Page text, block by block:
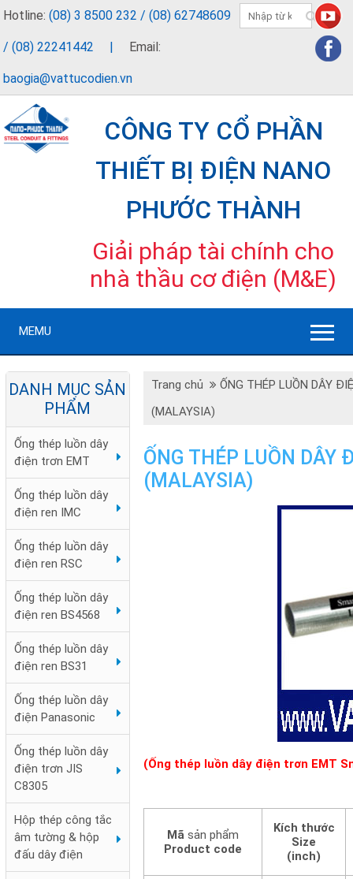
Hotline:(08) 3 8500 232 / (08) 62748609
/ (08) 22241442 | Email:
baogia@vattucodien.vn
CÔNG TY CỔ PHẦN
THIẾT BỊ ĐIỆN NANO
PHƯỚC THÀNH
Giải pháp tài chính cho
nhà thầu cơ điện (M&E)
MEMU
Trang chủ
ỐNG THÉP LUỒN DÂY
(MALAYSIA)
ỐNG THÉP LUỒN DÂY
(MALAYSIA)
(Ống thép luồn dây điện trơn EMT
Mãsản phẩm
Product code
Kích thước
Size
(inch)
DANH MỤC SẢN
PHẨM
Ống thép luồn dây
điện trơn EMT
Ống thép luồn dây
điện ren IMC
Ống thép luồn dây
điện ren RSC
Ống thép luồn dây
điện ren BS4568
Ống thép luồn dây
điện ren BS31
Ống thép luồn dây
điện Panasonic
Ống thép luồn dây
điện trơn JIS
C8305
Hộp thép công tắc
âm tường & hộp
đấu dây điện